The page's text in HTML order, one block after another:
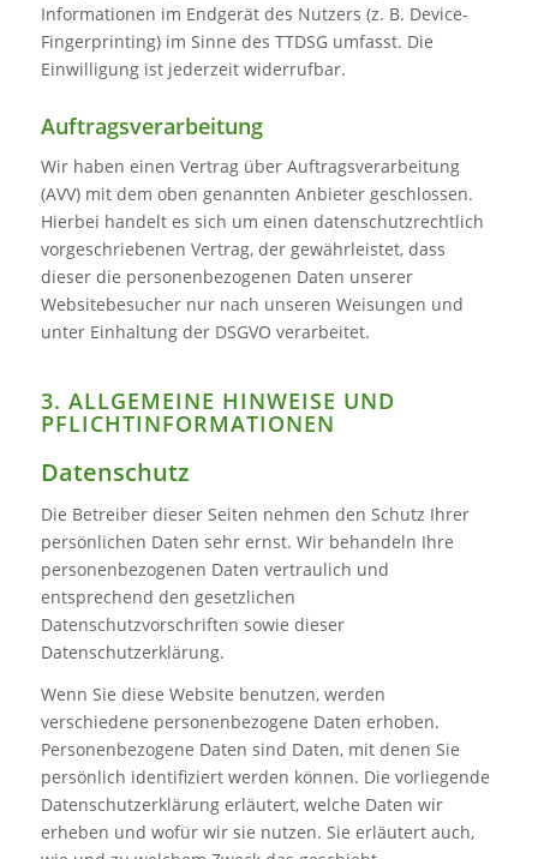
Informationen im Endgerät des Nutzers (z. B. Device-
Fingerprinting) im Sinne des TTDSG umfasst. Die
Einwilligung ist jederzeit widerrufbar.
Auftragsverarbeitung
Wir haben einen Vertrag über Auftragsverarbeitung
(AVV) mit dem oben genannten Anbieter geschlossen.
Hierbei handelt es sich um einen datenschutzrechtlich
vorgeschriebenen Vertrag, der gewährleistet, dass
dieser die personenbezogenen Daten unserer
Websitebesucher nur nach unseren Weisungen und
unter Einhaltung der DSGVO verarbeitet.
3. ALLGEMEINE HINWEISE UND
PFLICHT­INFORMATIONEN
Datenschutz
Die Betreiber dieser Seiten nehmen den Schutz Ihrer
persönlichen Daten sehr ernst. Wir behandeln Ihre
personenbezogenen Daten vertraulich und
entsprechend den gesetzlichen
Datenschutzvorschriften sowie dieser
Datenschutzerklärung.
Wenn Sie diese Website benutzen, werden
verschiedene personenbezogene Daten erhoben.
Personenbezogene Daten sind Daten, mit denen Sie
persönlich identifiziert werden können. Die vorliegende
Datenschutzerklärung erläutert, welche Daten wir
erheben und wofür wir sie nutzen. Sie erläutert auch,